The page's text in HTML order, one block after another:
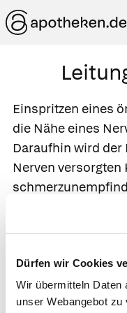
Dürfen wir Cookies
Wir übermitteln Daten
unser Webangebot
Einspritzen eines
die Nähe eines
Daraufhin wird der
Nerven versorgten
keine Narkose
Betäubungsmittel
handelt es sich